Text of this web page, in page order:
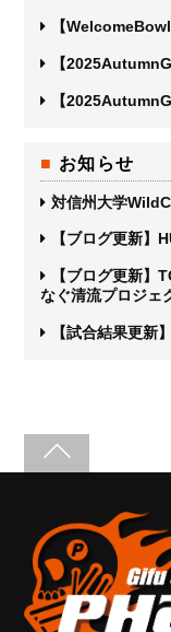
【
【
【
お知らせ
対信州大学
【ブログ更新】
【ブログ更新】
なぐ清流プロジェ
【試合結果更新